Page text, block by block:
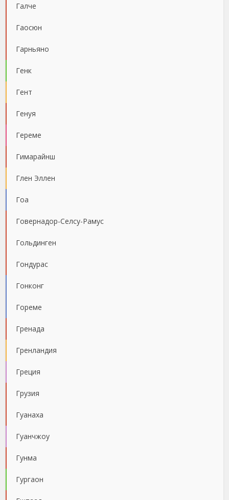
Галче
Гаосюн
Гарньяно
Генк
Гент
Генуя
Гереме
Гимарайнш
Глен Эллен
Гоа
Говернадор-Селсу-Рамус
Гольдинген
Гондурас
Гонконг
Гореме
Гренада
Гренландия
Греция
Грузия
Гуанаха
Гуанчжоу
Гунма
Гургаон